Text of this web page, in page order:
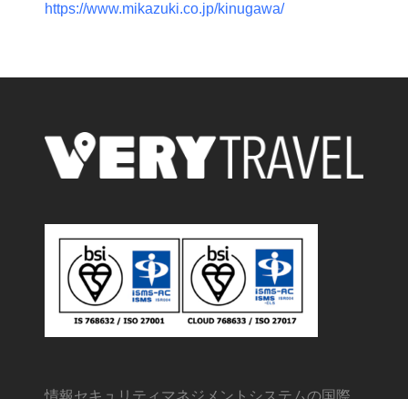
https://www.mikazuki.co.jp/kinugawa/